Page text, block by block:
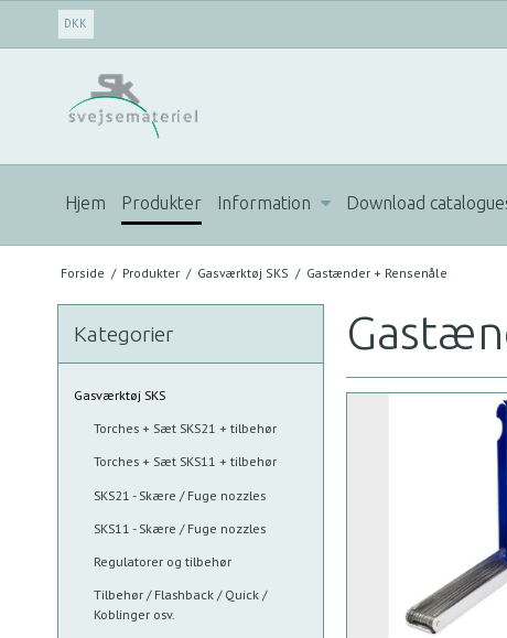
DKK
Hjem Produkter Information Download
Forside / Produkter / Gasværktøj SKS / Gastænder + Rensenåle
Kategorier
Gasværktøj SKS
Torches + Sæt SKS21 + tilbehør
Torches + Sæt SKS11 + tilbehør
SKS21 - Skære / Fuge nozzles
SKS11 - Skære / Fuge nozzles
Regulatorer og tilbehør
Tilbehør / Flashback / Quick /
Koblinger osv.